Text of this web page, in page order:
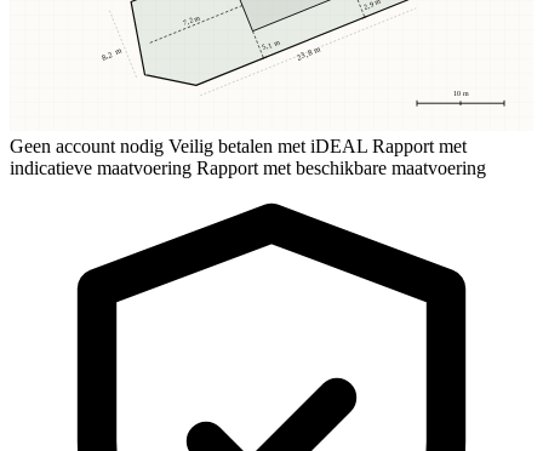
10 m
5,1 m
2,9 m
7,2 m
23,8 m
8,2 m
Geen account nodig Veilig betalen met iDEAL Rapport met
indicatieve maatvoering Rapport met beschikbare maatvoering